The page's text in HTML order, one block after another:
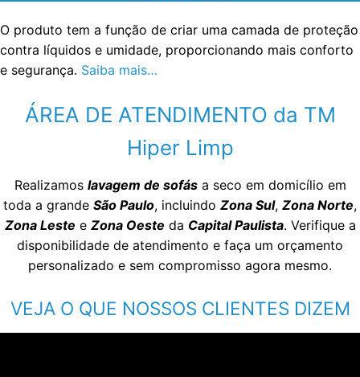
O produto tem a função de criar uma camada de proteção
contra líquidos e umidade, proporcionando mais conforto
e segurança. Saiba mais…
ÁREA DE ATENDIMENTO da TM
Hiper Limp
Realizamos lavagem de sofása seco em domicílio em
toda a grande São Paulo, incluindo Zona Sul, Zona Norte,
Zona Leste e Zona Oeste da Capital Paulista. Verifique a
disponibilidade de atendimento e faça um orçamento
personalizado e sem compromisso agora mesmo.
VEJA O QUE NOSSOS CLIENTES DIZEM